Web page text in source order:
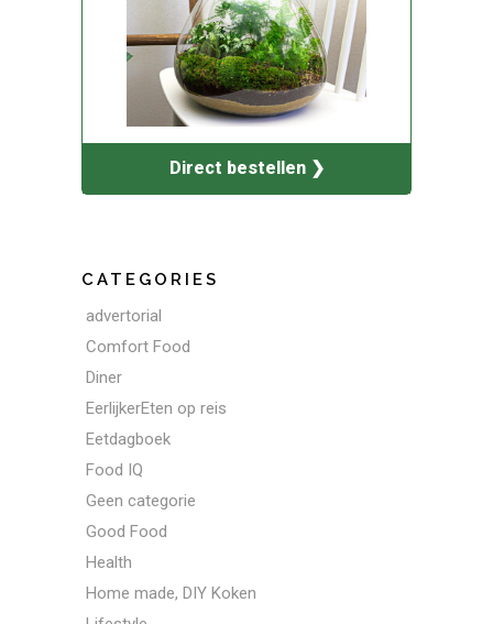
Direct bestellen ❯
CATEGORIES
advertorial
Comfort Food
Diner
EerlijkerEten op reis
Eetdagboek
Food IQ
Geen categorie
Good Food
Health
Home made, DIY Koken